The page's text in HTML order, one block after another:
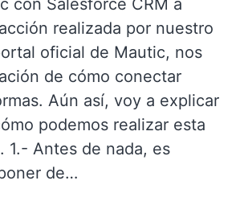
realizada por nuestro
oficial de Mautic, nos
de cómo conectar
Aún así, voy a explicar
podemos realizar esta
1.- Antes de nada, es
de…